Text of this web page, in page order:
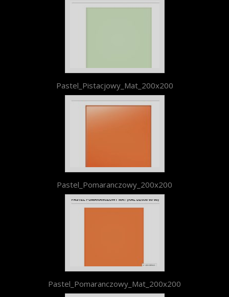
Pastel_Pistacjowy_Mat_200x200
Pastel_Pomaranczowy_200x200
Pastel_Pomaranczowy_Mat_200x200